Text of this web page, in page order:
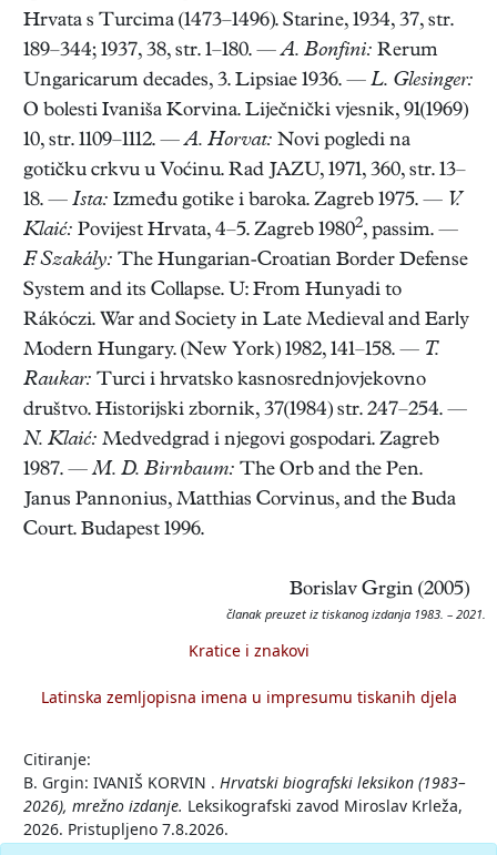
Hrvata s Turcima (1473–1496). Starine, 1934, 37, str.
189–344; 1937, 38, str. 1–180. —A. Bonfini: Rerum
Ungaricarum decades, 3. Lipsiae 1936. — L. Glesinger:
O bolesti Ivaniša Korvina. Liječnički vjesnik, 91(1969)
10, str. 1109–1112. —A. Horvat: Novi pogledi na
gotičku crkvu u Voćinu. Rad JAZU, 1971, 360, str. 13–
18. — Ista: Između gotike i baroka. Zagreb 1975. — V.
Klaić: Povijest Hrvata, 4–5. Zagreb 19802, passim. —
F. Szakály: The Hungarian-Croatian Border Defense
System and its Collapse. U: From Hunyadi to
Rákóczi. War and Society in Late Medieval and Early
Modern Hungary. (New York) 1982, 141–158. — T.
Raukar: Turci i hrvatsko kasnosrednjovjekovno
društvo. Historijski zbornik, 37(1984) str. 247–254. —
N. Klaić: Medvedgrad i njegovi gospodari. Zagreb
1987. —M. D. Birnbaum: The Orb and the Pen.
Janus Pannonius, Matthias Corvinus, and the Buda
Court. Budapest 1996.
Borislav Grgin (2005)
članak preuzet iz tiskanog izdanja 1983. – 2021.
Kratice i znakovi
Latinska zemljopisna imena u impresumu tiskanih djela
Citiranje:
B. Grgin: IVANIŠ KORVIN . Hrvatski biografski leksikon (1983–
2026), mrežno izdanje. Leksikografski zavod Miroslav Krleža,
2026. Pristupljeno 7.8.2026.